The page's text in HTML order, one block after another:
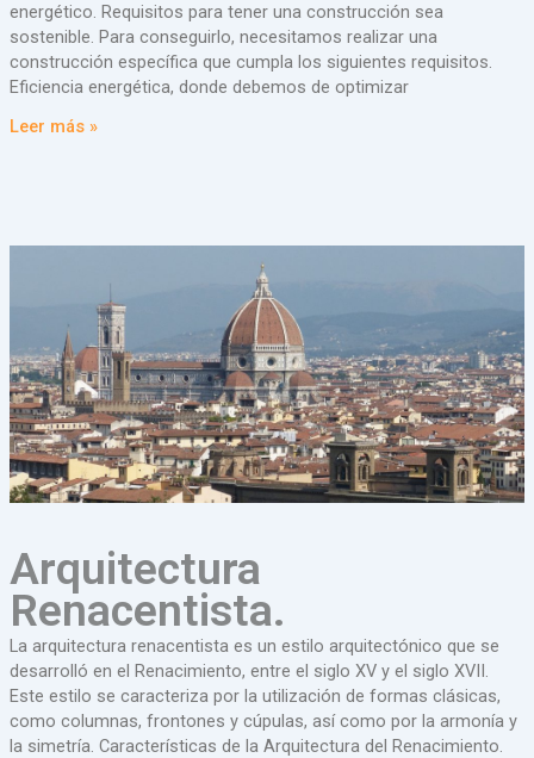
energético. Requisitos para tener una construcción sea
sostenible. Para conseguirlo, necesitamos realizar una
construcción específica que cumpla los siguientes requisitos.
Eficiencia energética, donde debemos de optimizar
Leer más »
Arquitectura
Renacentista.
La arquitectura renacentista es un estilo arquitectónico que se
desarrolló en el Renacimiento, entre el siglo XV y el siglo XVII.
Este estilo se caracteriza por la utilización de formas clásicas,
como columnas, frontones y cúpulas, así como por la armonía y
la simetría. Características de la Arquitectura del Renacimiento.